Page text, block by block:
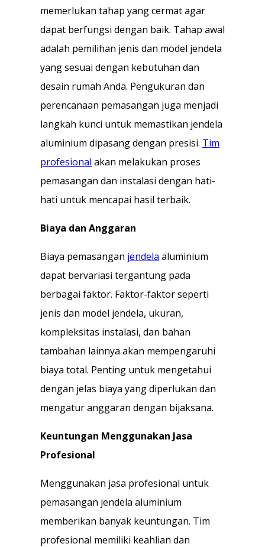
memerlukan tahap yang cermat agar
dapat berfungsi dengan baik. Tahap awal
adalah pemilihan jenis dan model jendela
yang sesuai dengan kebutuhan dan
desain rumah Anda. Pengukuran dan
perencanaan pemasangan juga menjadi
langkah kunci untuk memastikan jendela
aluminium dipasang dengan presisi. Tim
profesional akan melakukan proses
pemasangan dan instalasi dengan hati-
hati untuk mencapai hasil terbaik.
Biaya dan Anggaran
Biaya pemasangan jendela aluminium
dapat bervariasi tergantung pada
berbagai faktor. Faktor-faktor seperti
jenis dan model jendela, ukuran,
kompleksitas instalasi, dan bahan
tambahan lainnya akan mempengaruhi
biaya total. Penting untuk mengetahui
dengan jelas biaya yang diperlukan dan
mengatur anggaran dengan bijaksana.
Keuntungan Menggunakan Jasa
Profesional
Menggunakan jasa profesional untuk
pemasangan jendela aluminium
memberikan banyak keuntungan. Tim
profesional memiliki keahlian dan